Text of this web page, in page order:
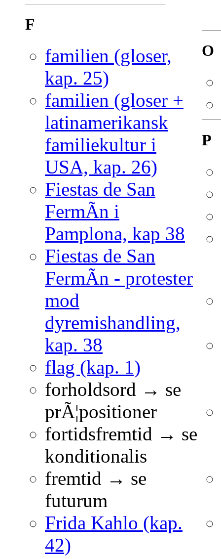
F
familien (gloser,
kap. 25)
familien (gloser +
latinamerikansk
familiekultur i
USA, kap. 26)
Fiestas de San
FermÃ­n i
Pamplona, kap 38
Fiestas de San
FermÃ­n - protester
mod
dyremishandling,
kap. 38
flag (kap. 1)
forholdsord → se
prÃ¦positioner
fortidsfremtid → se
konditionalis
fremtid → se
futurum
Frida Kahlo (kap.
42)
O
P